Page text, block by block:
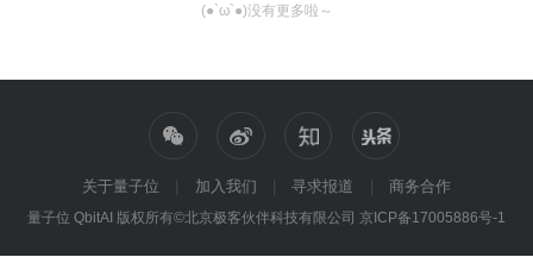
(●`ω`●)没有更多啦～
关于量子位 加入我们 寻求报道
商务合作
量子位 QbitAI 版权所有©北京极客伙伴科技有限公司 京ICP备17005886号-1